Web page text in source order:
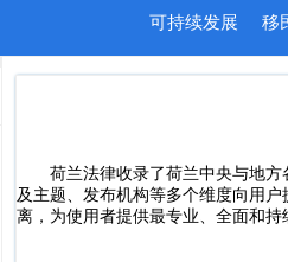
可持续发展 移
荷兰法律收录了荷兰中央与地
及主题、发布机构等多个维度向用
离，为使用者提供最专业、全面和